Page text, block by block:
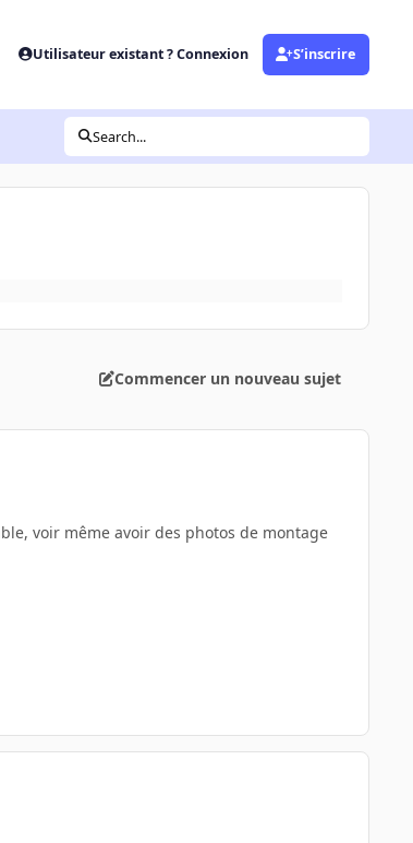
Utilisateur existant ? Connexion S’inscrire
Search...
Commencer un nouveau sujet
voir même avoir des photos de montage